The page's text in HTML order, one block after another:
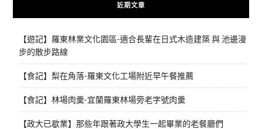
近期文章
【遊記】羅東林業文化園區-適合長輩在日式木造建築 與 池邊漫
步的散步路線
【食記】梨在角落-羅東文化工場附近早午餐推薦
【食記】林場肉羹-宜蘭羅東林場旁老字號肉羹
【政大已歇業】那些年跟著政大學生一起畢業的老餐廳們